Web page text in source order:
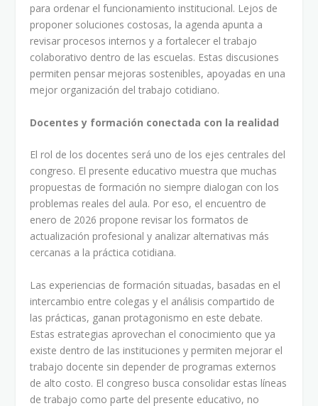
para ordenar el funcionamiento institucional. Lejos de
proponer soluciones costosas, la agenda apunta a
revisar procesos internos y a fortalecer el trabajo
colaborativo dentro de las escuelas. Estas discusiones
permiten pensar mejoras sostenibles, apoyadas en una
mejor organización del trabajo cotidiano.
Docentes y formación conectada con la realidad
El rol de los docentes será uno de los ejes centrales del
congreso. El presente educativo muestra que muchas
propuestas de formación no siempre dialogan con los
problemas reales del aula. Por eso, el encuentro de
enero de 2026 propone revisar los formatos de
actualización profesional y analizar alternativas más
cercanas a la práctica cotidiana.
Las experiencias de formación situadas, basadas en el
intercambio entre colegas y el análisis compartido de
las prácticas, ganan protagonismo en este debate.
Estas estrategias aprovechan el conocimiento que ya
existe dentro de las instituciones y permiten mejorar el
trabajo docente sin depender de programas externos
de alto costo. El congreso busca consolidar estas líneas
de trabajo como parte del presente educativo, no